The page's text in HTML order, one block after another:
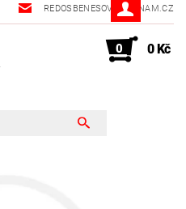
REDOSBENESOV@SEZNAM.CZ
0 0 Kč